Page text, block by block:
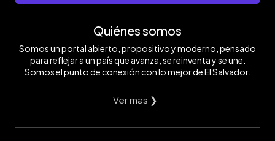
Quiénes somos
Somos un portal abierto, propositivo y moderno, pensado
para reflejar a un país que avanza, se reinventa y se une.
Somos el punto de conexión con lo mejor de El Salvador.
Ver mas ❯